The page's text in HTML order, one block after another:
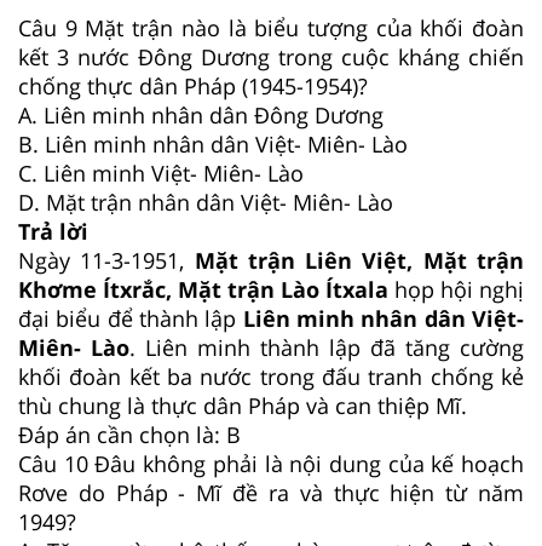
Câu 9 Mặt trận nào là biểu tượng của khối đoàn
kết 3 nước Đông Dương trong cuộc kháng chiến
chống thực dân Pháp (1945-1954)?
A. Liên minh nhân dân Đông Dương
B. Liên minh nhân dân Việt- Miên- Lào
C. Liên minh Việt- Miên- Lào
D. Mặt trận nhân dân Việt- Miên- Lào
Trả lời
Ngày 11-3-1951, Mặt trận Liên Việt, Mặt trận
Khơme Ítxrắc, Mặt trận Lào Ítxala họp hội nghị
đại biểu để thành lập Liên minh nhân dân Việt-
Miên- Lào. Liên minh thành lập đã tăng cường
khối đoàn kết ba nước trong đấu tranh chống kẻ
thù chung là thực dân Pháp và can thiệp Mĩ.
Đáp án cần chọn là: B
Câu 10Đâu không phải là nội dung của kế hoạch
Rơve do Pháp - Mĩ đề ra và thực hiện từ năm
1949?